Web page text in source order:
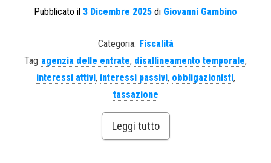
Pubblicato il 3 Dicembre 2025 di Giovanni Gambino
Categoria: Fiscalità
Tag agenzia delle entrate, disallineamento temporale,
interessi attivi, interessi passivi, obbligazionisti,
tassazione
Leggi tutto